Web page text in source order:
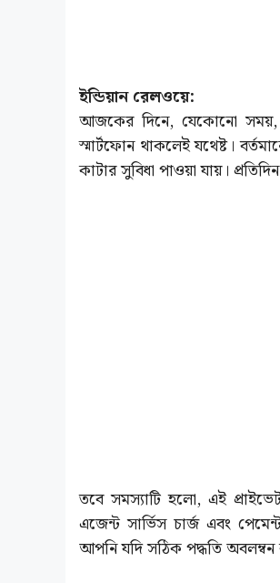
ইন্ডিয়ান রেলওয়ে:
আজকের দিনে, যেকোনো সময়,
স্মার্টফোন থাকলেই যথেষ্ট।
কাটার সুবিধা পাওয়া যায়।
তবে সমস্যাটি হলো, এই
এজেন্ট সার্ভিস চার্জ এবং
আপনি যদি সঠিক পদ্ধতি